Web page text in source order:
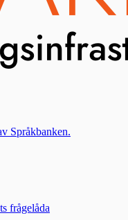
Språkbanken.
frågelåda